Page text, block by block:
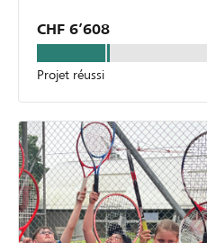
CHF 6’608
Projet réussi